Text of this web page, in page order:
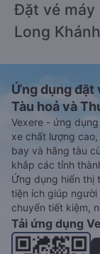
Đặt vé máy
Long Khánh
Ứng dụng đặt
Tàu hoả và
Vexere - ứng
xe chất lượng
bay và hãng tàu
khắp các tỉnh
Ứng dụng hiển thị
tiện ích giúp
chuyển tiết kiệm,
Tải ứng dụng